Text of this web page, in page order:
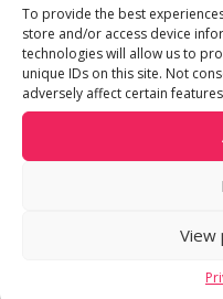
To provide the best
store and/or access device
technologies will allow us to
unique IDs on this site. Not
adversely affect certain
View
Avant d’être
connaissent déjà les
posées. Et tout cela
d’hébergement qui
à la fois.
taille de la chambre
francs par mois à